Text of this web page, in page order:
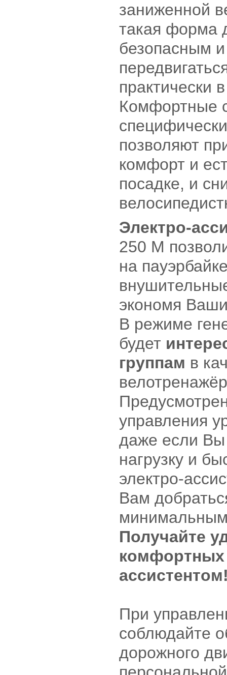
заниженной
такая форма
безопасным
практически
Комфортные
позволяют
комфорт и
посадке, и
Электро-
250 M
на
экономя
В режиме
будет
группам в
управления
даже если Вы
нагрузку и
электро-
Вам
Получайте
комфортных
При
соблюдайте
дорожного